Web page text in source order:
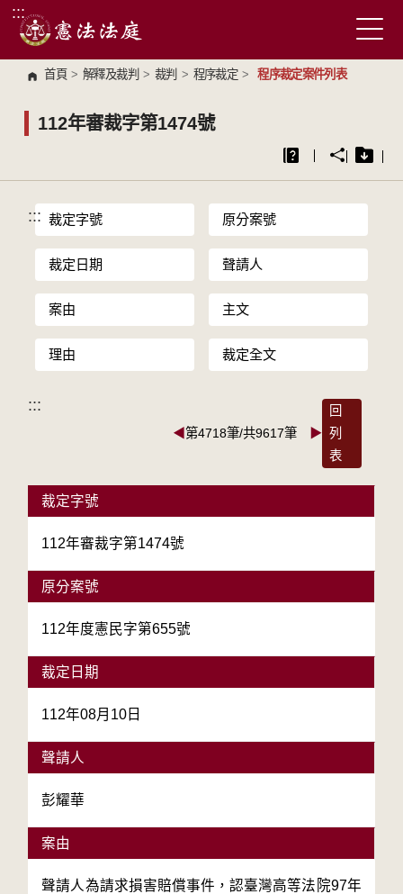
跳到主要內容區塊
:::
首頁 > 解釋及裁判 > 裁判 > 程序裁定 > 程序裁定案件列表
112年審裁字第1474號
::: 裁定字號 原分案號
裁定日期 聲請人
案由 主文
理由 裁定全文
:::
◀第4718筆/共9617筆 ▶
回
列
表
裁定字號
112年審裁字第1474號
原分案號
112年度憲民字第655號
裁定日期
112年08月10日
聲請人
彭耀華
案由
聲請人為請求損害賠償事件，認臺灣高等法院97年